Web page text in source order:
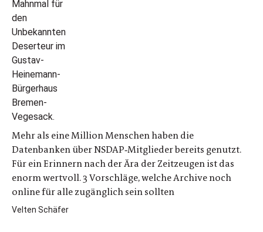
Mehr als eine Million Menschen haben die
Datenbanken über NSDAP‑Mitglieder bereits genutzt.
Für ein Erinnern nach der Ära der Zeitzeugen ist das
enorm wertvoll. 3 Vorschläge, welche Archive noch
online für alle zugänglich sein sollten
Velten Schäfer